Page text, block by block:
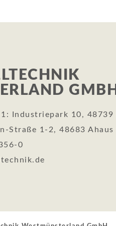
GMBH
Industriepark 10, 48739
Straße 1-2, 48683 Ahaus
0